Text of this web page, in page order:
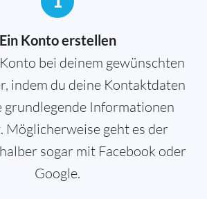
Ein Konto erstellen
bei deinem gewünschten
indem du deine Kontaktdaten
grundlegende Informationen
Möglicherweise geht es der
sogar mit Facebook oder
Google.